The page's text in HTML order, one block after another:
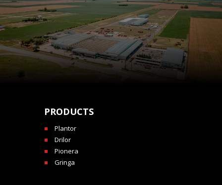
PRODUCTS
Plantor
Drilor
Pionera
Gringa